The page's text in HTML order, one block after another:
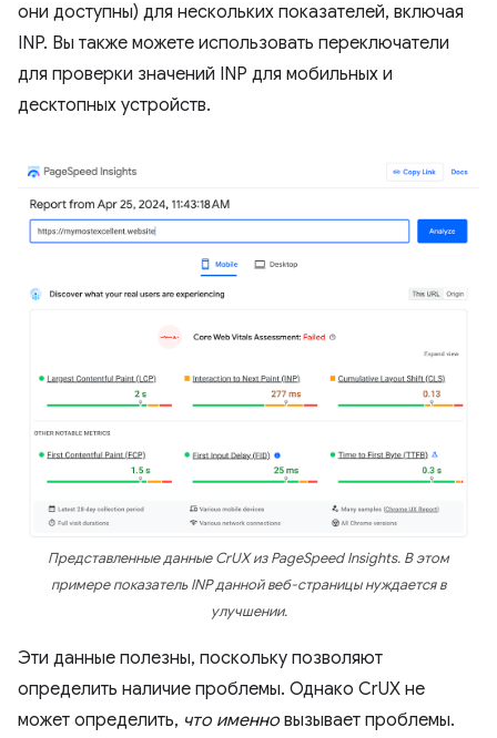
они доступны) для нескольких показателей, включая
INP. Вы также можете использовать переключатели
для проверки значений INP для мобильных и
десктопных устройств.
Представленные данные CrUX из PageSpeed ​​Insights. В этом
примере показатель INP данной веб-страницы нуждается в
улучшении.
Эти данные полезны, поскольку позволяют
определить наличие проблемы. Однако CrUX не
может определить, что именно вызывает проблемы.